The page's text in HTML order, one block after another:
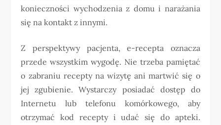
konieczności wychodzenia z domu i narażania
się na kontakt z innymi.
Z perspektywy pacjenta, e-recepta oznacza
przede wszystkim wygodę. Nie trzeba pamiętać
o zabraniu recepty na wizytę ani martwić się o
jej zgubienie. Wystarczy posiadać dostęp do
Internetu lub telefonu komórkowego, aby
otrzymać kod recepty i udać się do apteki.